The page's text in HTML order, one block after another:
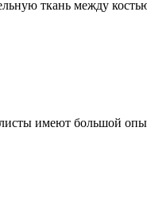
ткань между
имеют большой